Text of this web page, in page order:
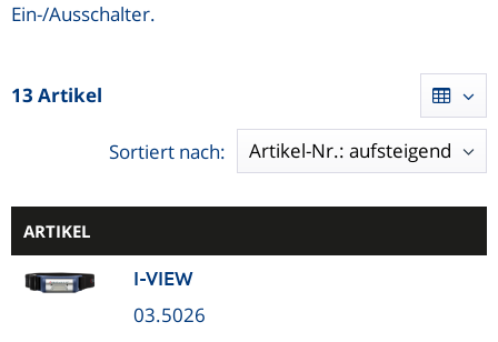
Ein-/Ausschalter.
13 Artikel
Sortiert nach:
ARTIKEL
I-VIEW
03.5026